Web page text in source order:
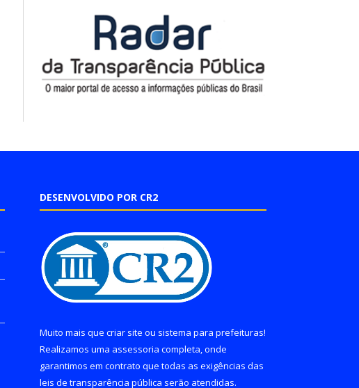
DESENVOLVIDO POR CR2
Muito mais que criar site ou sistema para prefeituras!
Realizamos uma assessoria completa, onde
garantimos em contrato que todas as exigências das
leis de transparência pública serão atendidas.